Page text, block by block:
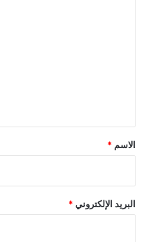
*
الاسم *
البريد الإلكتروني *